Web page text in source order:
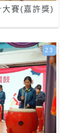
大賽(嘉許獎)
23